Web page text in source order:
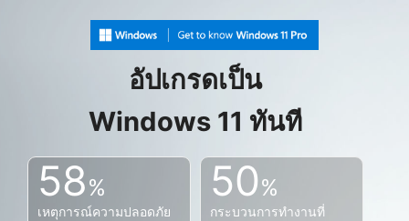
อัปเกรดเป็น
Windows 11 ทันที
58%
เหตุการณ์ความปลอดภัย
50%
กระบวนการทำงานที่